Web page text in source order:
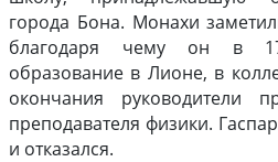
города Бона. Монахи
благодаря чему он в
образование в Лионе, в
окончания руководители
преподавателя физики.
и отказался.